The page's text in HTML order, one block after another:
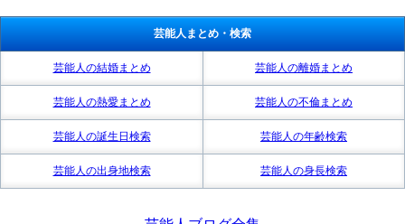
芸能人まとめ・検索
芸能人の結婚まとめ 芸能人の離婚まとめ
芸能人の熱愛まとめ 芸能人の不倫まとめ
芸能人の誕生日検索 芸能人の年齢検索
芸能人の出身地検索 芸能人の身長検索